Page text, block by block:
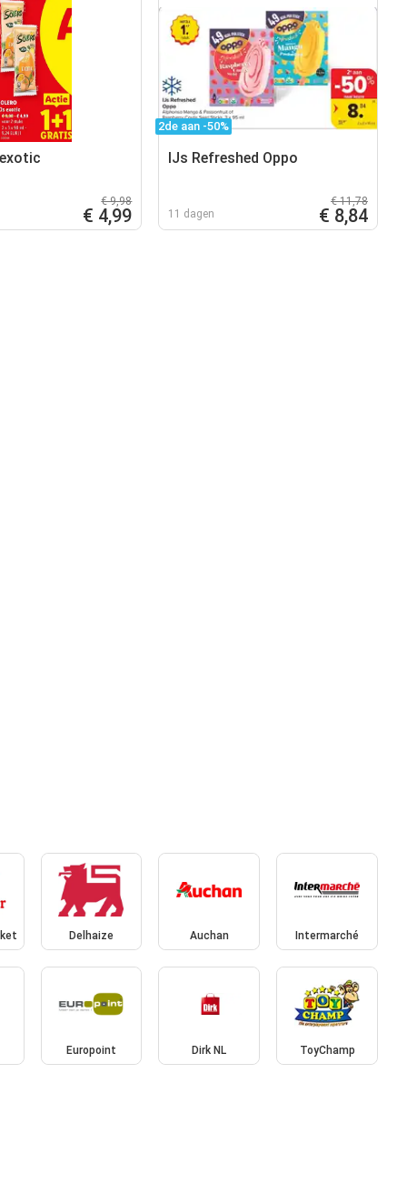
€ 9,98
€ 4,99
2de aan -50%
IJs Refreshed Oppo
11 dagen
€ 11,78
€ 8,84
Delhaize Auchan Intermarché
Europoint Dirk NL ToyChamp